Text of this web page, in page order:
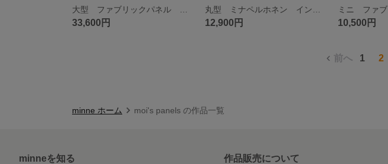
33,600円 12,900円 10,500円
前へ 1 2
minne ホーム moi's panels の作品一覧
minneを知る 作品販売について